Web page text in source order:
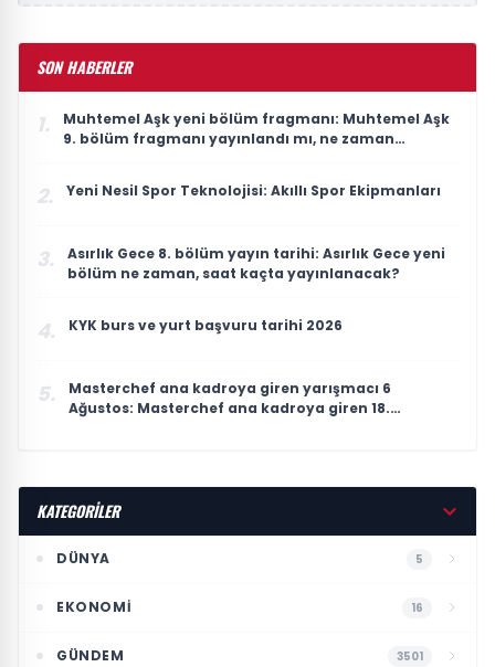
SON HABERLER
1.
Muhtemel Aşk yeni bölüm fragmanı: Muhtemel Aşk
9. bölüm fragmanı yayınlandı mı, ne zaman
2. Yeni Nesil Spor Teknolojisi: Akıllı Spor Ekipmanları
3.
Asırlık Gece 8. bölüm yayın tarihi: Asırlık Gece yeni
bölüm ne zaman, saat kaçta yayınlanacak?
4. KYK burs ve yurt başvuru tarihi 2026
5.
Masterchef ana kadroya giren yarışmacı 6
Ağustos: Masterchef ana kadroya giren 18.
KATEGORİLER
DÜNYA 5
EKONOMI 16
GÜNDEM 3501